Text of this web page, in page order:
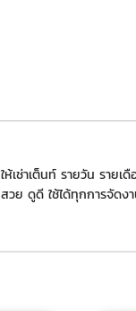
ให้เช่าเต็นท์ รายวัน ราย
สวย ดูดี ใช้ได้ทุกการจัดง